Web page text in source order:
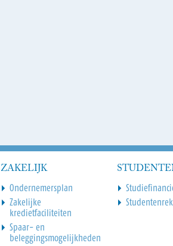
ZAKELIJK
Ondernemersplan
Zakelijke
kredietfaciliteiten
Spaar- en
beleggingsmogelijkheden